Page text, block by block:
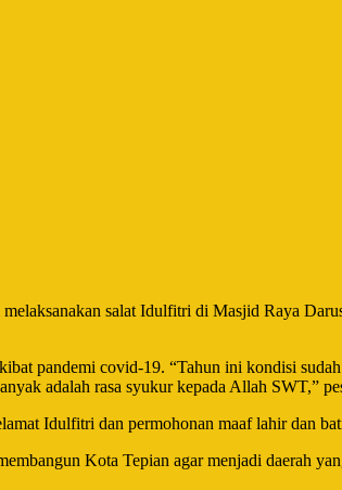
salat Idulfitri di Masjid Raya
pandemi covid-19. “Tahun ini kondisi
adalah rasa syukur kepada Allah SWT,”
Idulfitri dan permohonan maaf lahir dan
Kota Tepian agar menjadi daerah